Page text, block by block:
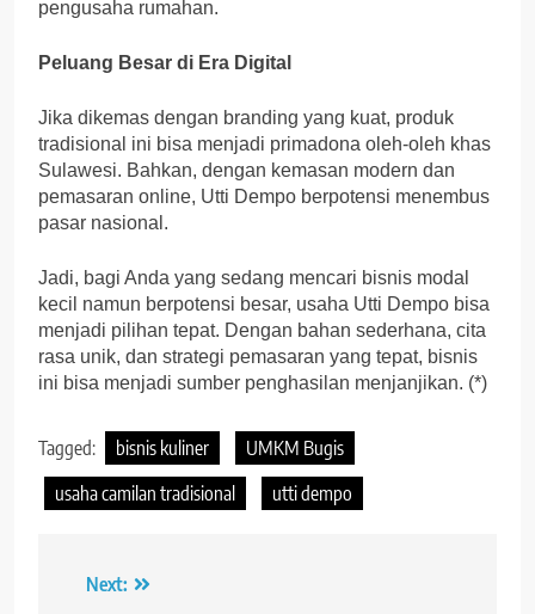
pengusaha rumahan.
Peluang Besar di Era Digital
Jika dikemas dengan branding yang kuat, produk
tradisional ini bisa menjadi primadona oleh-oleh khas
Sulawesi. Bahkan, dengan kemasan modern dan
pemasaran online, Utti Dempo berpotensi menembus
pasar nasional.
Jadi, bagi Anda yang sedang mencari bisnis modal
kecil namun berpotensi besar, usaha Utti Dempo bisa
menjadi pilihan tepat. Dengan bahan sederhana, cita
rasa unik, dan strategi pemasaran yang tepat, bisnis
ini bisa menjadi sumber penghasilan menjanjikan. (*)
Tagged: bisnis kuliner
UMKM Bugis
usaha camilan tradisional
utti dempo
Navigasi
Next: